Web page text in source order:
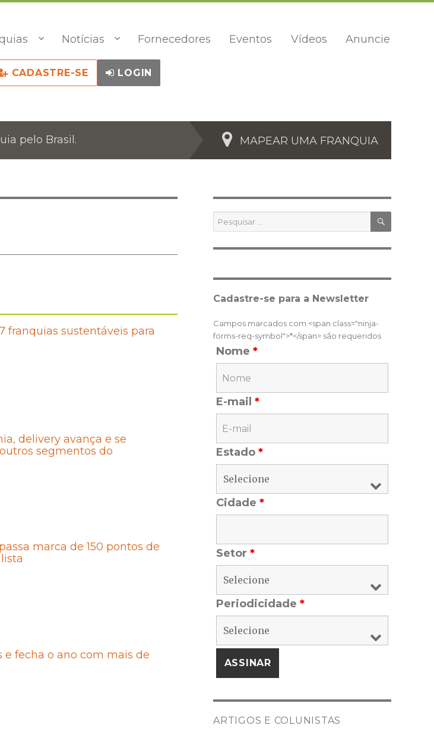
Notícias Fornecedores Eventos Vídeos Anuncie
CADASTRE-SE LOGIN
pelo Brasil. MAPEAR UMA FRANQUIA
franquias sustentáveis para
delivery avança e se
segmentos do
marca de 150 pontos de
fecha o ano com mais de
Pesquisar
por:
Cadastre-se para a Newsletter
Campos marcados com <span class="ninja-
forms-req-symbol">*</span> são requeridos
Nome *
E-mail *
Estado *
Cidade *
Setor *
Periodicidade *
ARTIGOS E COLUNISTAS